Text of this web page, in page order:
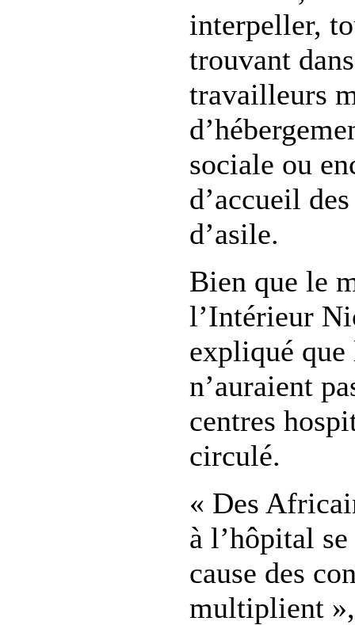
interpeller,
trouvant
travailleurs
sociale ou
d’accueil
d’asile.
Bien que le
l’Intérieur
expliqué
n’auraient
centres
circulé.
« Des
à l’hôpital
cause des
multiplient